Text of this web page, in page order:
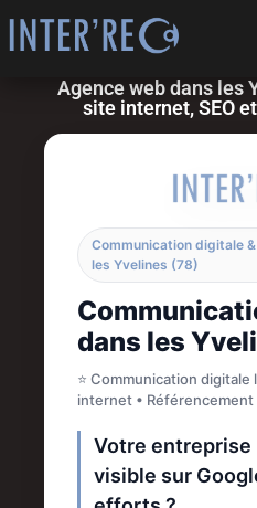
Agence web dans les
site internet, SEO
Communication digitale
les Yvelines (78)
dans les
⭐ Communication
internet • Référencement
Votre entreprise
visible sur